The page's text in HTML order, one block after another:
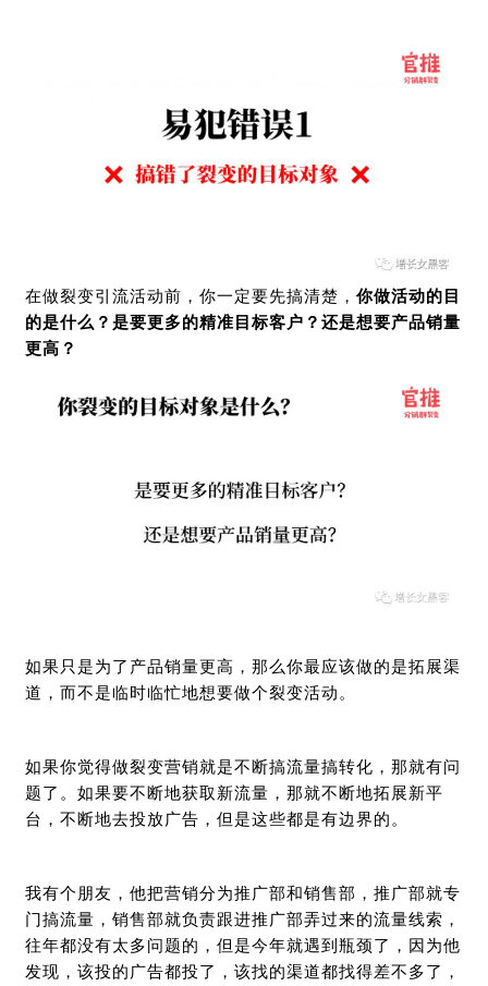
在做裂变引流活动前，你一定要先搞清楚， 你做活动的目
的是什么？ 是要更多的精准目标客户？ 还是想要产品销量
更高？
如果只是为了产品销量更高，那么你最应该做的是拓展渠
道，而不是临时临忙地想要做个裂变活动。
如果你觉得做裂变营销就是不断搞流量搞转化，那就有问
题了。如果要不断地获取新流量，那就不断地拓展新平
台，不断地去投放广告，但是这些都是有边界的。
我有个朋友，他把营销分为推广部和销售部，推广部就专
门搞流量，销售部就负责跟进推广部弄过来的流量线索，
往年都没有太多问题的，但是今年就遇到瓶颈了，因为他
发现，该投的广告都投了，该找的渠道都找得差不多了，